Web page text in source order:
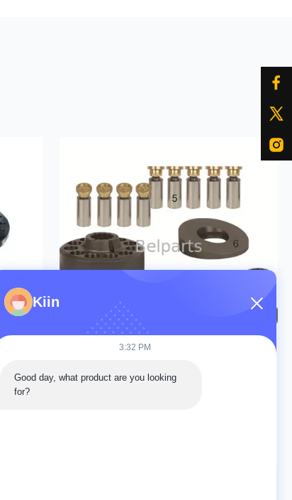
Wideo
PC40-7 Części zamienne do
Kiin
3:32 PM
Good day, what product are you looking
for?